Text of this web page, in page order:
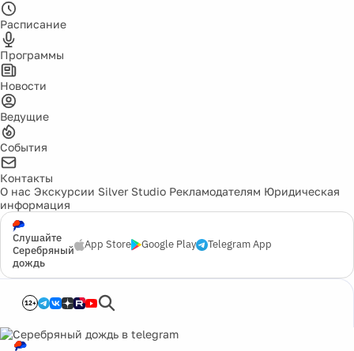
Расписание
Программы
Новости
Ведущие
События
Контакты
О нас Экскурсии Silver Studio Рекламодателям Юридическая
информация
Слушайте
Серебряный
дождь
App Store Google Play Telegram App
12+